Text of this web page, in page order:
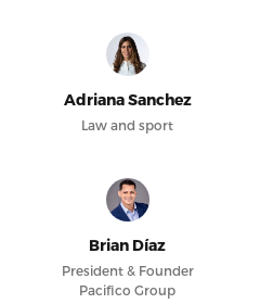
Adriana Sanchez
Law and sport
Brian Díaz
President & Founder
Pacifico Group